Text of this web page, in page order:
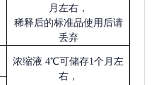
月左右，
稀释后的标准品使用后请
丢弃
浓缩液 4℃可储存1个月左
右，